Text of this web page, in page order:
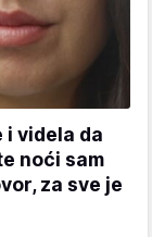
i videla da
noći sam
za sve je